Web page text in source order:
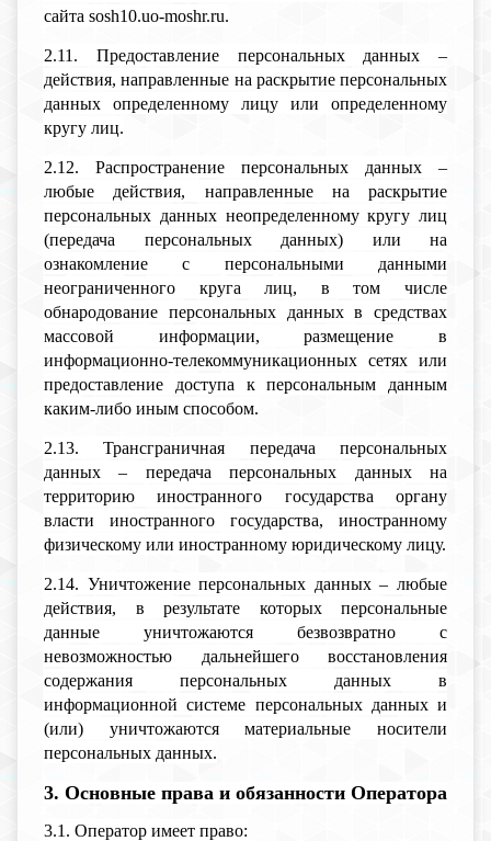
сайта sosh10.uo-moshr.ru.
2.11. Предоставление персональных данных –
действия, направленные на раскрытие персональных
данных определенному лицу или определенному
кругу лиц.
2.12. Распространение персональных данных –
любые действия, направленные на раскрытие
персональных данных неопределенному кругу лиц
(передача персональных данных) или на
ознакомление с персональными данными
неограниченного круга лиц, в том числе
обнародование персональных данных в средствах
массовой информации, размещение в
информационно-телекоммуникационных сетях или
предоставление доступа к персональным данным
каким-либо иным способом.
2.13. Трансграничная передача персональных
данных – передача персональных данных на
территорию иностранного государства органу
власти иностранного государства, иностранному
физическому или иностранному юридическому лицу.
2.14. Уничтожение персональных данных – любые
действия, в результате которых персональные
данные уничтожаются безвозвратно с
невозможностью дальнейшего восстановления
содержания персональных данных в
информационной системе персональных данных и
(или) уничтожаются материальные носители
персональных данных.
3. Основные права и обязанности Оператора
3.1. Оператор имеет право: